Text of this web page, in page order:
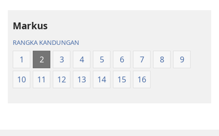
Markus
RANGKA KANDUNGAN
1 2 3 4 5 6 7 8
9
10
11 12 13 14 15 16